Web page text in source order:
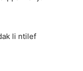
li ntilef